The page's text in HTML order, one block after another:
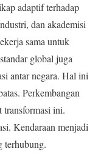
adaptif terhadap
dan akademisi
sama untuk
global juga
antar negara. Hal ini
Perkembangan
transformasi ini.
Kendaraan menjadi
terhubung.